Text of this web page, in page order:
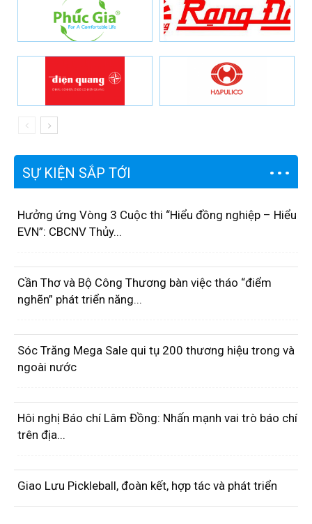
SỰ KIỆN SẮP TỚI
Hưởng ứng Vòng 3 Cuộc thi “Hiểu đồng nghiệp – Hiểu
EVN”: CBCNV Thủy...
Cần Thơ và Bộ Công Thương bàn việc tháo “điểm
nghẽn” phát triển năng...
Sóc Trăng Mega Sale qui tụ 200 thương hiệu trong và
ngoài nước
Hôi nghị Báo chí Lâm Đồng: Nhấn mạnh vai trò báo chí
trên địa...
Giao Lưu Pickleball, đoàn kết, hợp tác và phát triển